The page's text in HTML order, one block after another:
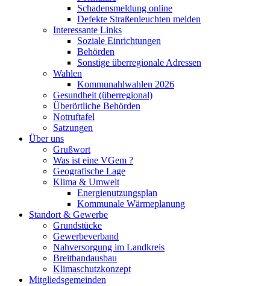
Schadensmeldung online
Defekte Straßenleuchten melden
Interessante Links
Soziale Einrichtungen
Behörden
Sonstige überregionale Adressen
Wahlen
Kommunahlwahlen 2026
Gesundheit (überregional)
Überörtliche Behörden
Notruftafel
Satzungen
Über uns
Grußwort
Was ist eine VGem ?
Geografische Lage
Klima & Umwelt
Energienutzungsplan
Kommunale Wärmeplanung
Standort & Gewerbe
Grundstücke
Gewerbeverband
Nahversorgung im Landkreis
Breitbandausbau
Klimaschutzkonzept
Mitgliedsgemeinden